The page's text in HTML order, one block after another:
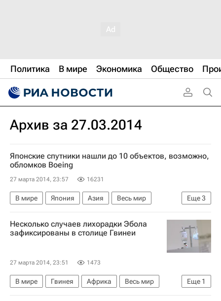
Политика В мире Экономика Общество
Архив за 27.03.2014
Японские спутники нашли до 10 объектов, возможно,
обломков Boeing
27 марта 2014, 23:57 16231
Еще3
В мире Япония Азия
Весь мир
Malaysia Airlines
Boeing 777
Поиски пропавшего самолета Malaysian Airlines
Несколько случаев лихорадки Эбола
зафиксированы в столице Гвинеи
27 марта 2014, 23:51 1473
Еще 1
В мире Гвинея Африка
Весь мир
Распространение лихорадки Эбола